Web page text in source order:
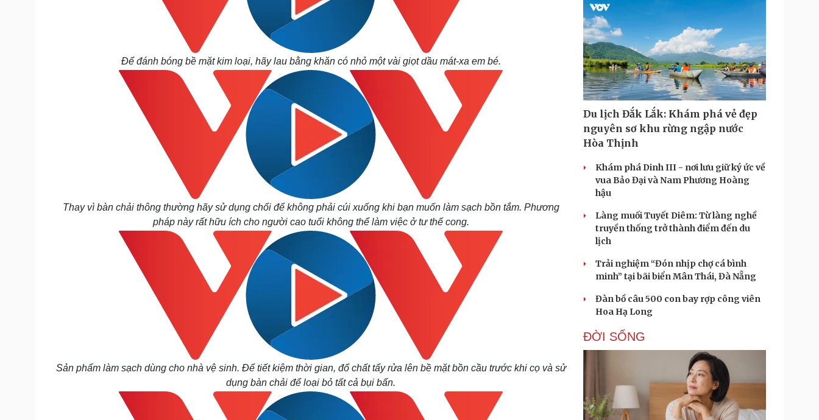
Để đánh bóng bề mặt kim loại, hãy lau bằng khăn có nhỏ một vài giọt dầu mát-xa em bé.
Thay vì bàn chải thông thường hãy sử dụng chổi để không phải cúi xuống khi bạn muốn làm sạch bồn tắm. Phương
pháp này rất hữu ích cho người cao tuổi không thể làm việc ở tư thế cong.
Sản phẩm làm sạch dùng cho nhà vệ sinh. Để tiết kiệm thời gian, đổ chất tẩy rửa lên bề mặt bồn cầu trước khi cọ và sử
dụng bàn chải để loại bỏ tất cả bụi bẩn.
Du lịch Đắk Lắk: Khám phá vẻ đẹp
nguyên sơ khu rừng ngập nước
Hòa Thịnh
Khám phá Dinh III - nơi lưu giữ ký ức về
vua Bảo Đại và Nam Phương Hoàng
hậu
Làng muối Tuyết Diêm: Từ làng nghề
truyền thống trở thành điểm đến du
lịch
Trải nghiệm “Đón nhịp chợ cá bình
minh” tại bãi biển Mân Thái, Đà Nẵng
Đàn bồ câu 500 con bay rợp công viên
Hoa Hạ Long
ĐỜI SỐNG